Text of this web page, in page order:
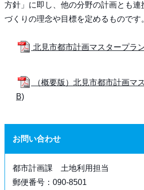
方針」に即し、他の分野の計画とも連
づくりの理念や目標を定めるものです
北見市都市計画マスタープ
（概要版）北見市都市計画
B)
お問い合わせ
都市計画課 土地利用担当
郵便番号：090-8501